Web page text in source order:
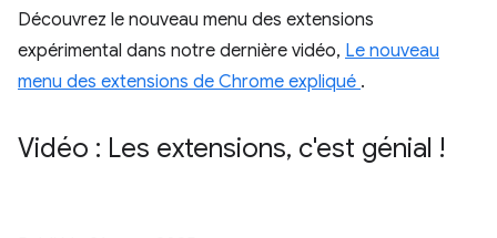
Découvrez le nouveau menu des extensions
expérimental dans notre dernière vidéo, Le nouveau
menu des extensions de Chrome expliqué .
Vidéo : Les extensions, c'est génial !